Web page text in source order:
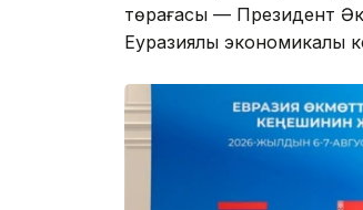
төрағасы — Президент
Еуразиялық экономикалық